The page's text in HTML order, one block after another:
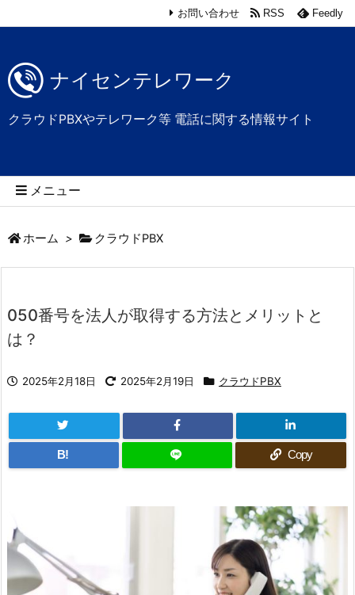
ナイセンテレワーク
クラウドPBXやテレワーク等 電話に関する情報サイト
メニュー
お問い合わせ RSS Feedly
ホーム > クラウドPBX
050番号を法人が取得する方法とメリットと
は？
2025年2月18日 2025年2月19日 クラウドPBX
B! Copy